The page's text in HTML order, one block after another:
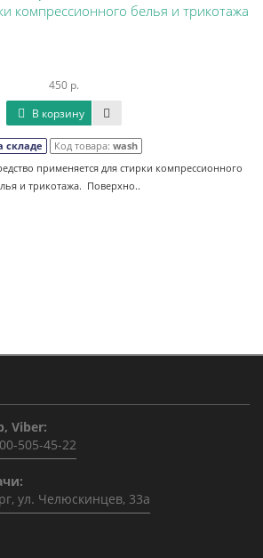
компрессионного белья и трикотажа
450 р.
В корзину
складе Код товара: wash
применяется для стирки компрессионного
и трикотажа. Поверхно..
Viber:
505-45-22
ул. Челюскинцев, 33а